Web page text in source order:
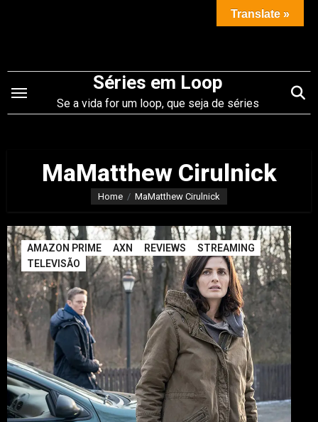
conteúdo
Séries em Loop
Se a vida for um loop, que seja de séries
MaMatthew Cirulnick
Home MaMatthew Cirulnick
AMAZON PRIME AXN REVIEWS
STREAMING
TELEVISÃO
Translate »